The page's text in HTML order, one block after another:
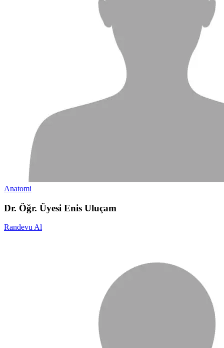
Anatomi
Dr. Öğr. Üyesi Enis Uluçam
Randevu Al